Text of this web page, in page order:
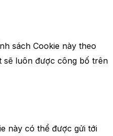
sách Cookie này theo
sẽ luôn được công bố trên
này có thể được gửi tới